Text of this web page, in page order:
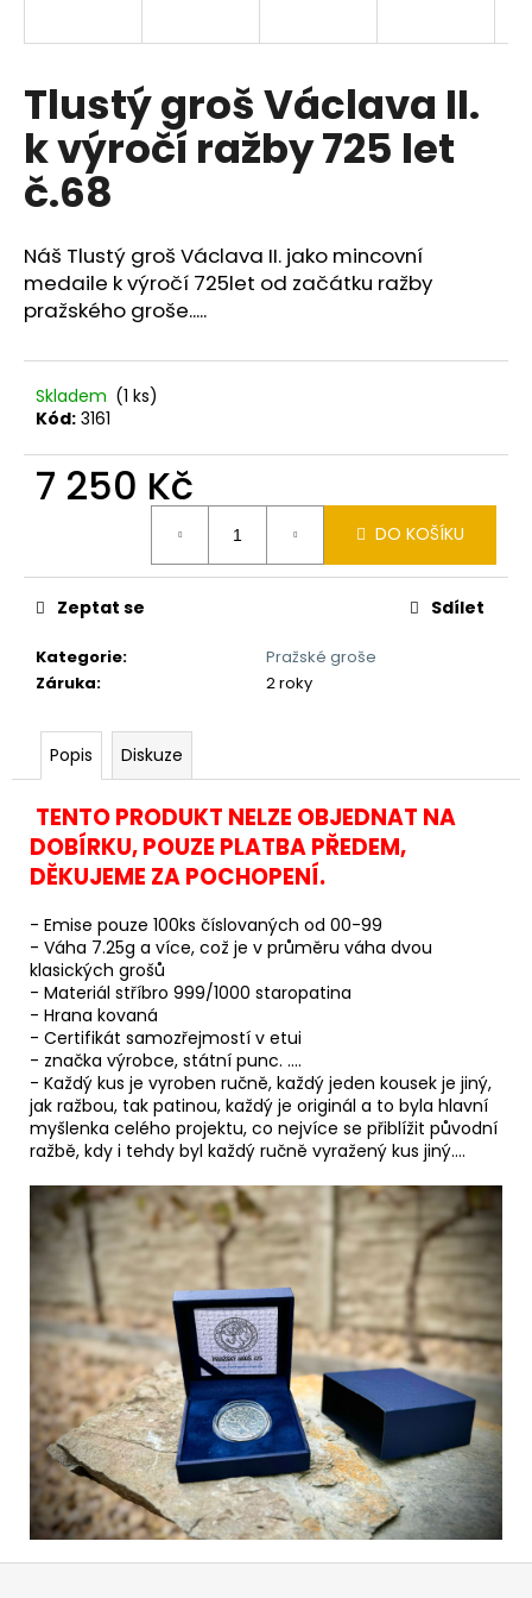
Tlustý groš Václava II.
k výročí ražby 725 let
č.68
Náš Tlustý groš Václava II. jako mincovní
medaile k výročí 725let od začátku ražby
pražského groše.....
Skladem (1 ks)
Kód: 3161
7 250 Kč
DO KOŠÍKU
Kategorie:
Pražské groše
Záruka: 2 roky
Zeptat se Sdílet
Popis Diskuze
TENTO PRODUKT NELZE OBJEDNAT NA
DOBÍRKU, POUZE PLATBA PŘEDEM,
DĚKUJEME ZA POCHOPENÍ.
- Emise pouze 100ks číslovaných od 00-99
- Váha 7.25g a více, což je v průměru váha dvou
klasických grošů
- Materiál stříbro 999/1000 staropatina
- Hrana kovaná
- Certifikát samozřejmostí v etui
- značka výrobce, státní punc. ....
- Každý kus je vyroben ručně, každý jeden kousek je jiný,
jak ražbou, tak patinou, každý je originál a to byla hlavní
myšlenka celého projektu, co nejvíce se přiblížit původní
ražbě, kdy i tehdy byl každý ručně vyražený kus jiný....
í
t
?
HLEDAT
o
p
o
j
e
e
KAPESNÍ
HODINKY
(CIBULE)
LEV
450
Kč
490
Kč
Z